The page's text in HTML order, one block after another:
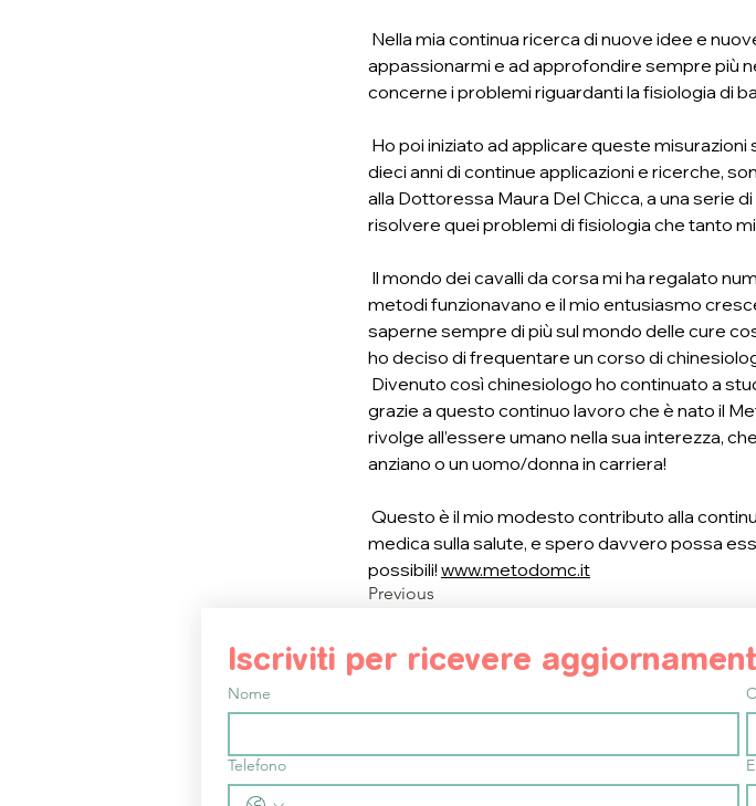
Nella mia continua ricerca di nuove idee e
appassionarmi e ad approfondire sempre più
concerne i problemi riguardanti la fisiologia di
Ho poi iniziato ad applicare queste misurazioni
dieci anni di continue applicazioni e ricerche,
alla Dottoressa Maura Del Chicca, a una serie
risolvere quei problemi di fisiologia che tanto
Il mondo dei cavalli da corsa mi ha regalato
metodi funzionavano e il mio entusiasmo
saperne sempre di più sul mondo delle cure
ho deciso di frequentare un corso di
Divenuto così chinesiologo ho continuato a
grazie a questo continuo lavoro che è nato il
rivolge all’essere umano nella sua interezza,
anziano o un uomo/donna in carriera!
Questo è il mio modesto contributo alla
medica sulla salute, e spero davvero possa
possibili! www.metodomc.it
Previous
Iscriviti per ricevere
Nome
Telefono